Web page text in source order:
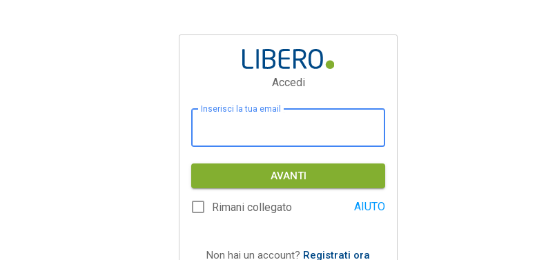
Accedi
Inserisci la tua email
AVANTI
Rimani collegato AIUTO
Non hai un account? Registrati ora